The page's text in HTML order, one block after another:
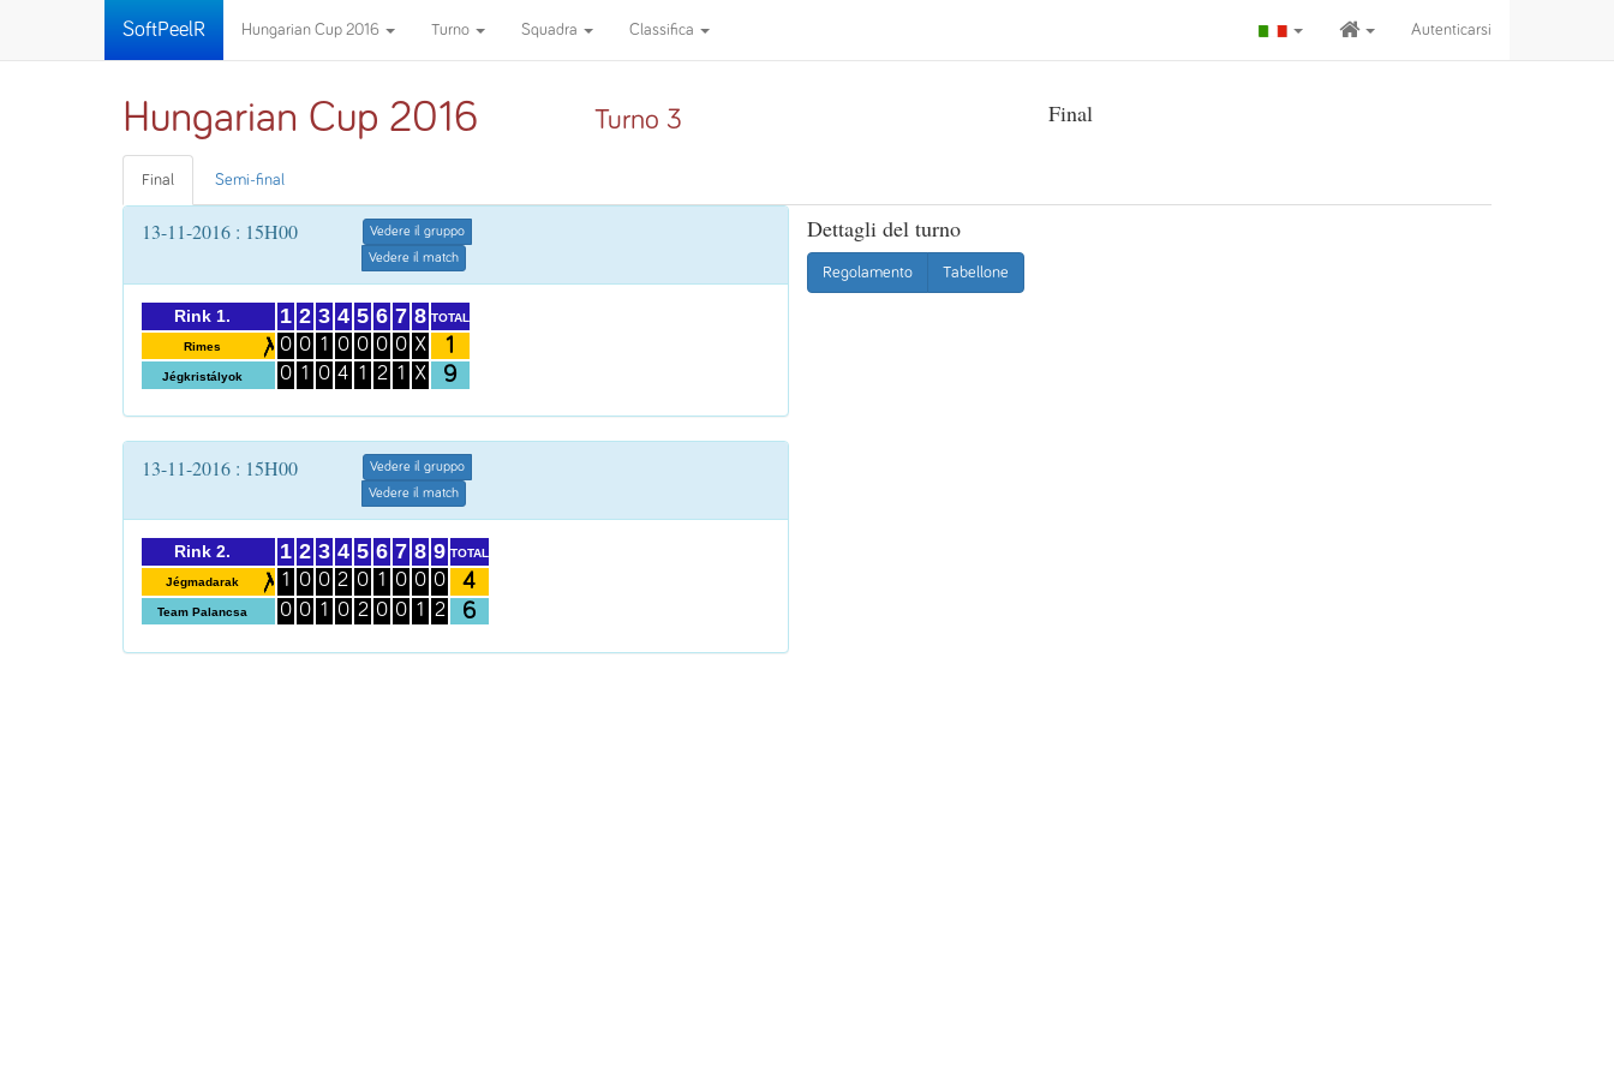
SoftPeelR Hungarian Cup 2016 Turno Squadra Classifica Autenticarsi
Hungarian Cup 2016 Turno 3 Final
Final Semi-final
13-11-2016 : 15H00
Vedere il gruppo
Vedere il match
Rink 1.
Rimes
Jégkristályok
1
0
0
2
0
1
3
1
0
4
0
4
5
0
1
6
0
2
7
0
1
8
X
X
TOTAL
1
9
13-11-2016 : 15H00
Vedere il gruppo
Vedere il match
Rink 2.
Jégmadarak
Team Palancsa
1
1
0
2
0
0
3
0
1
4
2
0
5
0
2
6
1
0
7
0
0
8
0
1
9
0
2
TOTAL
4
6
Dettagli del turno
Regolamento Tabellone